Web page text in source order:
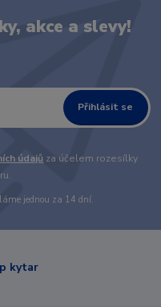
akce a slevy!
Přihlásit se
údajů za účelem rozesílky
jednou za 14 dní.
kytar